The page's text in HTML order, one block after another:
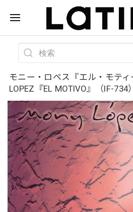
モニー・ロペス『エル・モティ
LOPEZ『EL MOTIVO』（IF-734